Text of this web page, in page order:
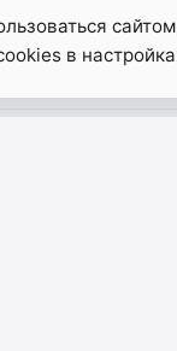
в